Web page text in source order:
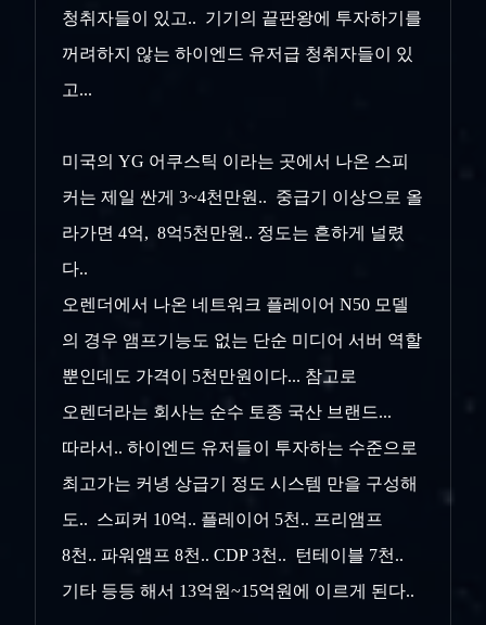
청취자들이 있고.. 기기의 끝판왕에 투자하기를
꺼려하지 않는 하이엔드 유저급 청취자들이 있
고...
미국의 YG 어쿠스틱 이라는 곳에서 나온 스피
커는 제일 싼게 3~4천만원.. 중급기 이상으로 올
라가면 4억, 8억5천만원.. 정도는 흔하게 널렸
다..
오렌더에서 나온 네트워크 플레이어 N50 모델
의 경우 앰프기능도 없는 단순 미디어 서버 역할
뿐인데도 가격이 5천만원이다... 참고로
오렌더라는 회사는 순수 토종 국산 브랜드...
따라서.. 하이엔드 유저들이 투자하는 수준으로
최고가는 커녕 상급기 정도 시스템 만을 구성해
도.. 스피커 10억.. 플레이어 5천.. 프리앰프
8천.. 파워앰프 8천.. CDP 3천.. 턴테이블 7천..
기타 등등 해서 13억원~15억원에 이르게 된다..